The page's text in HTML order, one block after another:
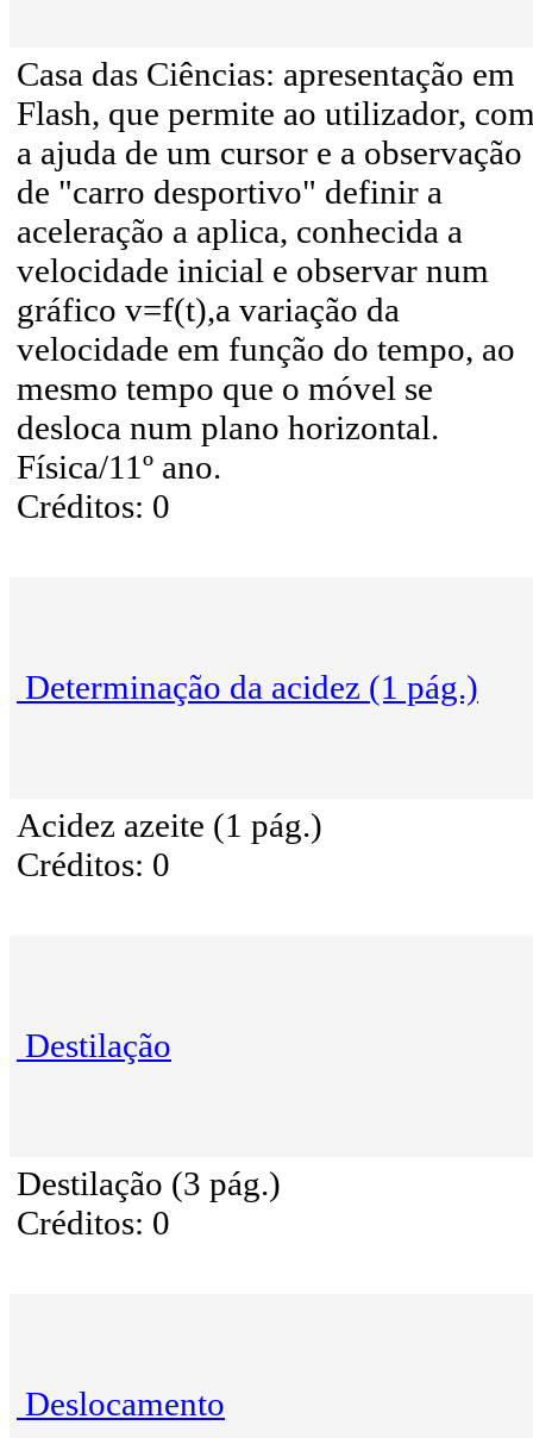
Casa das Ciências: apresentação em
Flash, que permite ao utilizador,
a ajuda de um cursor e a observação
de "carro desportivo" definir a
aceleração a aplica, conhecida a
velocidade inicial e observar num
gráfico v=f(t),a variação da
velocidade em função do tempo, ao
mesmo tempo que o móvel se
desloca num plano horizontal.
Física/11º ano.
Créditos: 0
Determinação da acidez (1 pág.)
Acidez azeite (1 pág.)
Créditos: 0
Destilação
Destilação (3 pág.)
Créditos: 0
Deslocamento